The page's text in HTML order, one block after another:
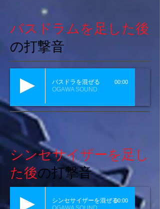
バスドラムを足した後
の打撃音
バスドラを混ぜる
OGAWA SOUND
00:00
シンセサイザーを足し
た後の打撃音
シンセサイザーを混ぜる00:00